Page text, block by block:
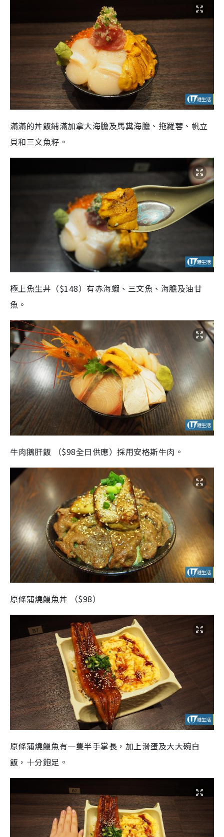
滿滿的丼飯鋪滿加拿大海膽及馬糞海膽、拖羅蓉、帆立
貝和三文魚籽。
極上魚生丼（$148）有赤海蝦、三文魚、海膽及油甘
魚。
牛肉鵝肝飯 （$98全日供應）採用安格斯牛肉。
原條蒲燒鰻魚丼 （$98）
原條蒲燒鰻魚有一隻半手掌長，加上滑蛋及大大碗白
飯，十分飽足。